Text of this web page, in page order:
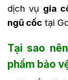
dịch vụ gia
ngũ cốc tại
Tại sao
phẩm bảo